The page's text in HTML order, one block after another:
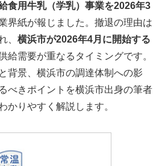
食用牛乳（学乳）事業を2026年3
界紙が報じました。撤退の理由は
、 横浜市が2026年4月に開始する
給需要が重なるタイミングです。
背景、横浜市の調達体制への影
べきポイントを横浜市出身の筆者
かりやすく解説します。